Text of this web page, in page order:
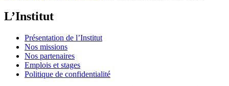
L’Institut
Présentation de l’Institut
Nos missions
Nos partenaires
Emplois et stages
Politique de confidentialité